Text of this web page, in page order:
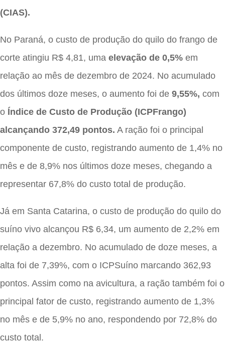
(CIAS).
No Paraná, o custo de produção do quilo do frango de
corte atingiu R$ 4,81, uma elevação de 0,5% em
relação ao mês de dezembro de 2024. No acumulado
dos últimos doze meses, o aumento foi de 9,55%, com
o Índice de Custo de Produção (ICPFrango)
alcançando 372,49 pontos. A ração foi o principal
componente de custo, registrando aumento de 1,4% no
mês e de 8,9% nos últimos doze meses, chegando a
representar 67,8% do custo total de produção.
Já em Santa Catarina, o custo de produção do quilo do
suíno vivo alcançou R$ 6,34, um aumento de 2,2% em
relação a dezembro. No acumulado de doze meses, a
alta foi de 7,39%, com o ICPSuíno marcando 362,93
pontos. Assim como na avicultura, a ração também foi o
principal fator de custo, registrando aumento de 1,3%
no mês e de 5,9% no ano, respondendo por 72,8% do
custo total.